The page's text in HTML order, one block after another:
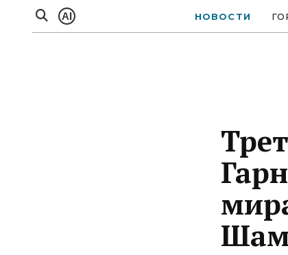
AI НОВОСТИ